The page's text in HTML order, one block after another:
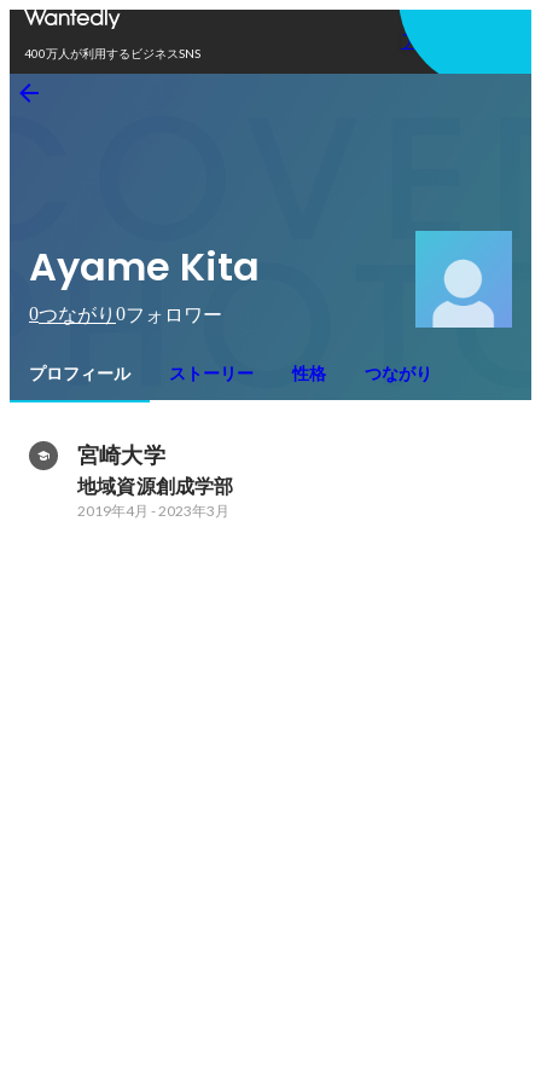
400万人が利用するビジネスSNS
アプリを使う
Ayame Kita
0つながり 0フォロワー
プロフィール ストーリー 性格 つながり
宮崎大学
地域資源創成学部
2019年4月 -2023年3月